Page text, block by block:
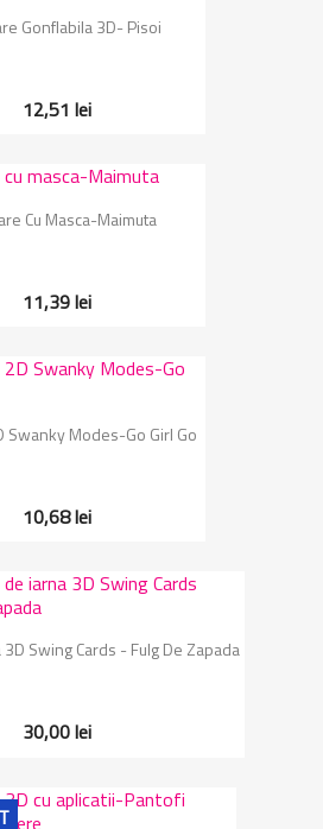
Gonflabila 3D- Pisoi
12,51 lei
Cu Masca-Maimuta
11,39 lei
Swanky Modes-Go Girl Go
10,68 lei
Swing Cards - Fulg De Zapada
30,00 lei